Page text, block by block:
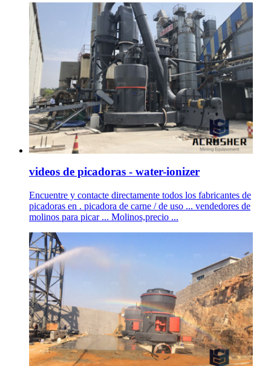
videos de picadoras - water-ionizer
Encuentre y contacte directamente todos los fabricantes de
picadoras en . picadora de carne / de uso ... vendedores de
molinos para picar ... Molinos,precio ...